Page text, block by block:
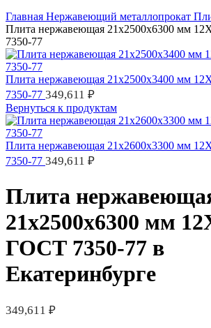
Главная Нержавеющий металлопрокат
Плита нержавеющая 21х2500х6300 мм
7350-77
Плита нержавеющая 21х2500х3400 мм
7350-77 349,611 ₽
Вернуться к продуктам
Плита нержавеющая 21х2600х3300 мм
7350-77 349,611 ₽
Плита
21х2500х6300 мм
ГОСТ 7350-77 в
Екатеринбурге
349,611 ₽